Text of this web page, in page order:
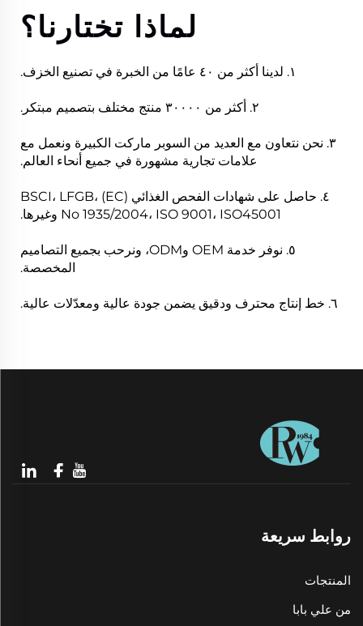
لماذا تختارنا؟
١. لدينا أكثر من ٤٠ عامًا من الخبرة في تصنيع الخزف.
٢. أكثر من ٣٠٠٠٠ منتج مختلف بتصميم مبتكر.
٣. نحن نتعاون مع العديد من السوبر ماركت الكبيرة ونعمل مع
علامات تجارية مشهورة في جميع أنحاء العالم.
٤. حاصل على شهادات الفحص الغذائي BSCI، LFGB، (EC)
No 1935/2004، ISO 9001، ISO45001 وغيرها.
٥. نوفر خدمة OEM وODM، ونرحب بجميع التصاميم
المخصصة.
٦. خط إنتاج محترف ودقيق يضمن جودة عالية ومعدّلات عالية.
روابط سريعة
المنتجات
من علي بابا